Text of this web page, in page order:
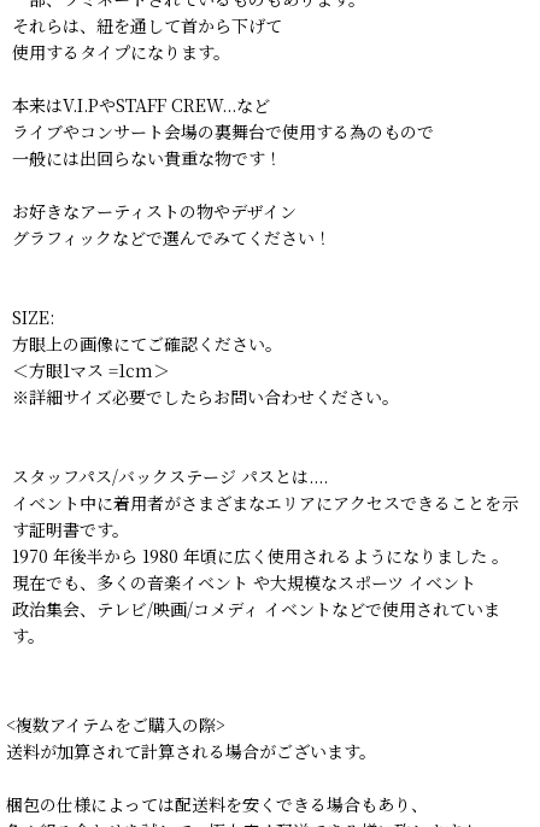
それらは、紐を通して首から下げて
使用するタイプになります。
本来はV.I.PやSTAFF CREW...など
ライブやコンサート会場の裏舞台で使用する為のもので
一般には出回らない貴重な物です！
お好きなアーティストの物やデザイン
グラフィックなどで選んでみてください！
SIZE:
方眼上の画像にてご確認ください。
＜方眼1マス =1cm＞
※詳細サイズ必要でしたらお問い合わせください。
スタッフパス/バックステージ パスとは....
イベント中に着用者がさまざまなエリアにアクセスできることを示
す証明書です。
1970 年後半から 1980 年頃に広く使用されるようになりました 。
現在でも、多くの音楽イベント や大規模なスポーツ イベント
政治集会、テレビ/映画/コメディ イベントなどで使用されていま
す。
<複数アイテムをご購入の際>
送料が加算されて計算される場合がございます。
梱包の仕様によっては配送料を安くできる場合もあり、